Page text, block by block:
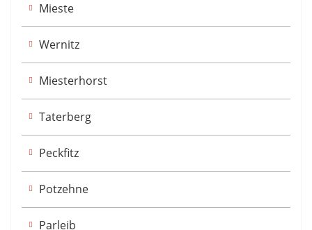
Mieste
Wernitz
Miesterhorst
Taterberg
Peckfitz
Potzehne
Parleib